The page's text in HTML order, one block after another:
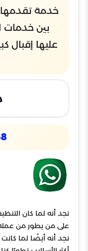
خدمة
بين خدمات
عليها إقبال
نجد أنه لما كان
على من يطور من عمله
نجد أنه أيضًا لما كانت